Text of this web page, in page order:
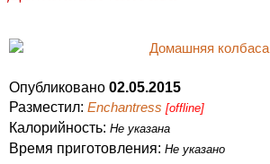
Опубликовано 02.05.2015
Разместил: Enchantress [offline]
Калорийность: Не указана
Время приготовления: Не указано